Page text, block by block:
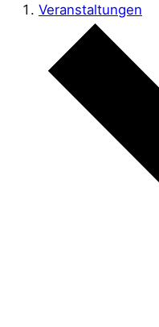
Veranstaltungen